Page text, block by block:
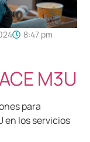
8:47 pm
M3U
para
en los servicios